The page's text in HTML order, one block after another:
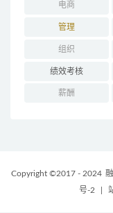
电商
管理
组织
绩效考核
薪酬
Copyright ©2017 - 2024
号-2